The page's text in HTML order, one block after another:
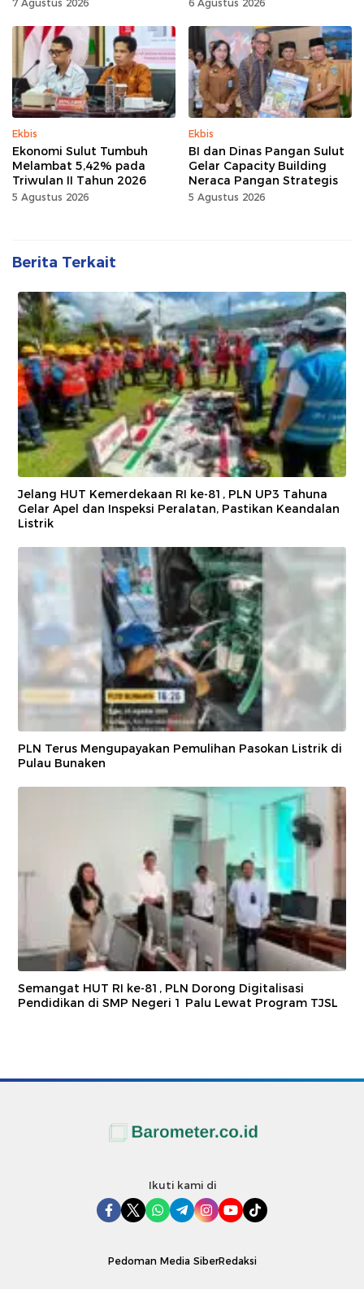
7 Agustus 2026 6 Agustus 2026
Ekbis
Ekonomi Sulut Tumbuh
Melambat 5,42% pada
Triwulan II Tahun 2026
5 Agustus 2026
Ekbis
BI dan Dinas Pangan Sulut
Gelar Capacity Building
Neraca Pangan Strategis
5 Agustus 2026
Berita Terkait
Jelang HUT Kemerdekaan RI ke-81, PLN UP3 Tahuna
Gelar Apel dan Inspeksi Peralatan, Pastikan Keandalan
Listrik
PLN Terus Mengupayakan Pemulihan Pasokan Listrik di
Pulau Bunaken
Semangat HUT RI ke-81, PLN Dorong Digitalisasi
Pendidikan di SMP Negeri 1 Palu Lewat Program TJSL
Ikuti kami di
Pedoman Media SiberRedaksi